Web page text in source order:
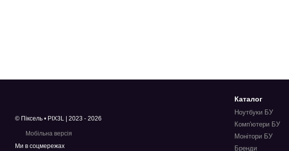
© Піксель • PIX3L | 2023 - 2026
Мобільна версія
Ми в соцмережах
Каталог
Ноутбуки БУ
Комп'ютери БУ
Монітори БУ
Бренди